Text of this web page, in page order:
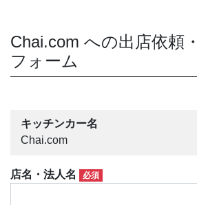
Chai.com への出店依頼
フォーム
キッチンカー名
Chai.com
店名・法人名 必須